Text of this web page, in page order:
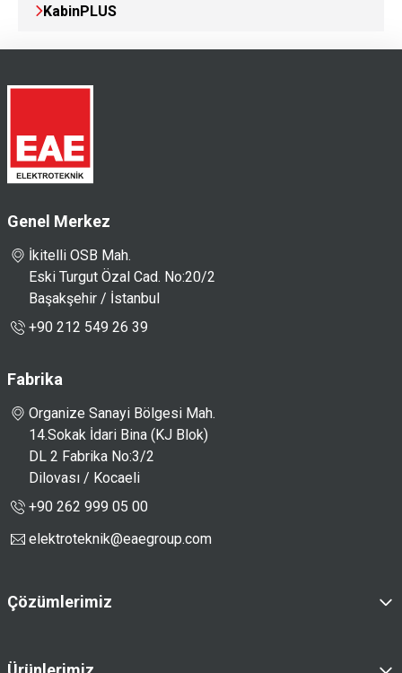
KabinPLUS
Genel Merkez
İkitelli OSB Mah.
Eski Turgut Özal Cad. No:20/2
Başakşehir / İstanbul
+90 212 549 26 39
Fabrika
Organize Sanayi Bölgesi Mah.
14.Sokak İdari Bina (KJ Blok)
DL 2 Fabrika No:3/2
Dilovası / Kocaeli
+90 262 999 05 00
elektroteknik@eaegroup.com
Çözümlerimiz
Çekmeceli Pano Çözümleri